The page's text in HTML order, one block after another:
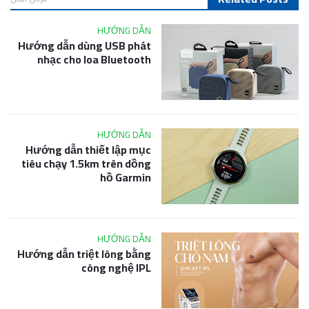
HƯỚNG DẪN
Hướng dẫn dùng USB phát
nhạc cho loa Bluetooth
HƯỚNG DẪN
Hướng dẫn thiết lập mục
tiêu chạy 1.5km trên dồng
hồ Garmin
HƯỚNG DẪN
Hướng dẫn triệt lông bằng
công nghệ IPL